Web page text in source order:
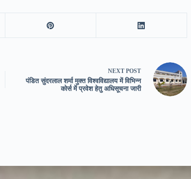
NEXT POST
पंडित सुंदरलाल शर्मा मुक्त विश्वविद्यालय में विभिन्न
कोर्स में प्रवेश हेतु अधिसूचना जारी